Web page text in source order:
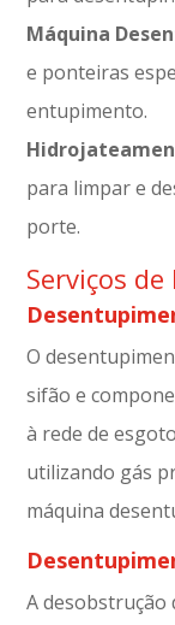
Máquina
e ponteiras
entupimento.
para limpar e
porte.
Serviços
O
sifão e
à rede de
utilizando gás
máquina
A